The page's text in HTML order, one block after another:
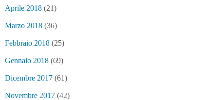
Aprile 2018 (21)
Marzo 2018 (36)
Febbraio 2018 (25)
Gennaio 2018 (69)
Dicembre 2017 (61)
Novembre 2017 (42)